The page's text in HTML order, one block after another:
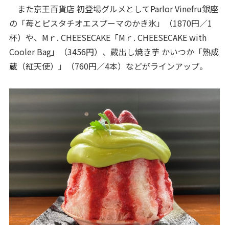
また京王百貨店 初登場グルメとしてParlor Vinefru銀座
の「苺とピスタチオエスプーマのかき氷」（1870円／1
杯）や、Mｒ. CHEESECAKE「Mｒ. CHEESECAKE with
Cooler Bag」（3456円）、蔵出し焼き芋 かいつか「熟成
蔵（紅天使）」（760円／4本）などがラインアップ。